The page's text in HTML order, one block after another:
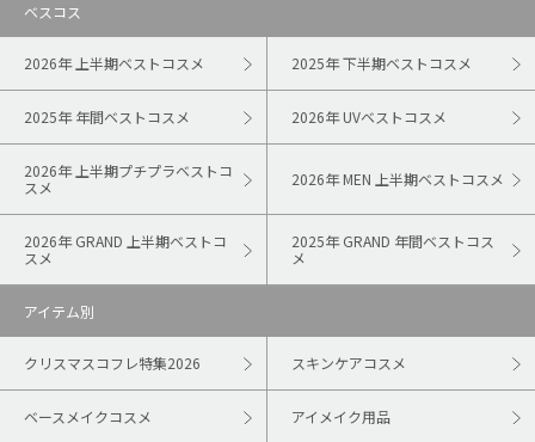
ベスコス
2026年 上半期ベストコスメ 2025年 下半期ベストコスメ
2025年 年間ベストコスメ 2026年 UVベストコスメ
2026年 上半期プチプラベストコ
スメ
2026年 MEN 上半期ベストコスメ
2026年 GRAND 上半期ベストコ
スメ
2025年 GRAND 年間ベストコス
メ
アイテム別
クリスマスコフレ特集2026 スキンケアコスメ
ベースメイクコスメ アイメイク用品